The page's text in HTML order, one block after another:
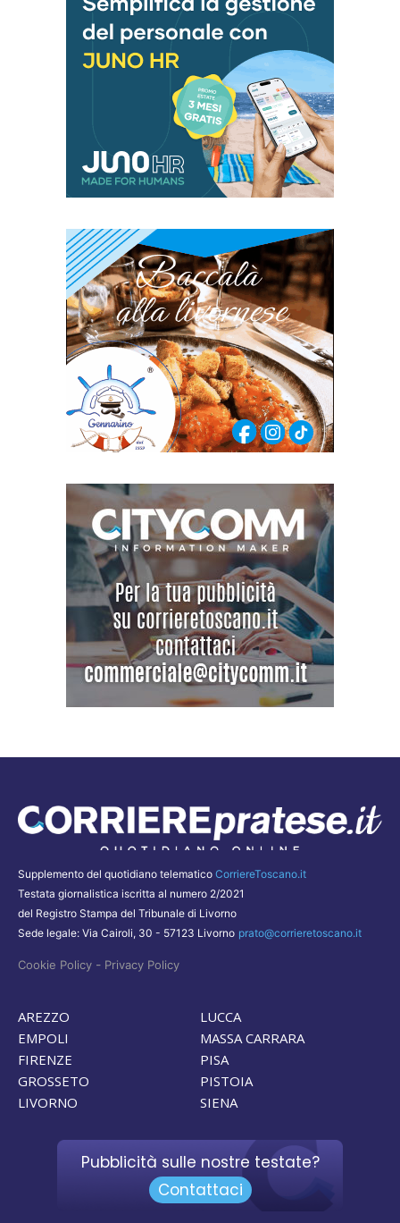
Supplemento del quotidiano telematico CorriereToscano.it
Testata giornalistica iscritta al numero 2/2021
del Registro Stampa del Tribunale di Livorno
Sede legale: Via Cairoli, 30 - 57123 Livorno prato@corrieretoscano.it
Cookie Policy - Privacy Policy
AREZZO
EMPOLI
FIRENZE
GROSSETO
LIVORNO
LUCCA
MASSA CARRARA
PISA
PISTOIA
SIENA
Pubblicità sulle nostre testate?
Contattaci